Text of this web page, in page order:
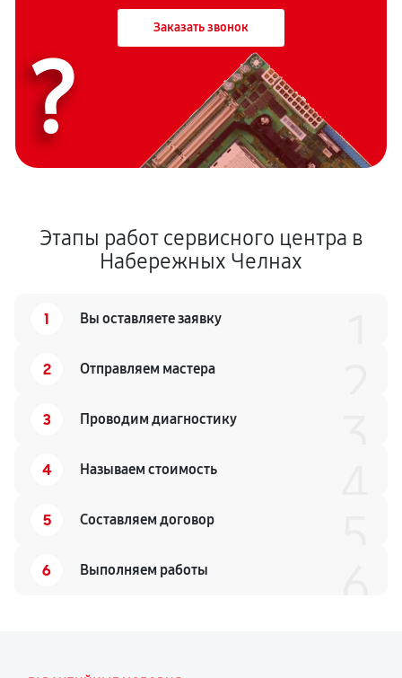
Заказать звонок
?
Этапы работ сервисного центра в
Набережных Челнах
1 Вы оставляете заявку
2 Отправляем мастера
3 Проводим диагностику
4 Называем стоимость
5 Составляем договор
6 Выполняем работы